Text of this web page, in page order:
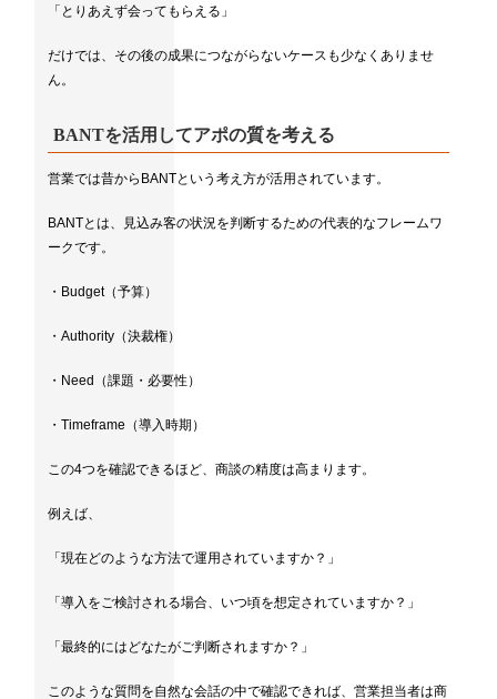
「とりあえず会ってもらえる」
だけでは、その後の成果につながらないケースも少なくありませ
ん。
BANTを活用してアポの質を考える
営業では昔からBANTという考え方が活用されています。
BANTとは、見込み客の状況を判断するための代表的なフレームワ
ークです。
・Budget（予算）
・Authority（決裁権）
・Need（課題・必要性）
・Timeframe（導入時期）
この4つを確認できるほど、商談の精度は高まります。
例えば、
「現在どのような方法で運用されていますか？」
「導入をご検討される場合、いつ頃を想定されていますか？」
「最終的にはどなたがご判断されますか？」
このような質問を自然な会話の中で確認できれば、営業担当者は商